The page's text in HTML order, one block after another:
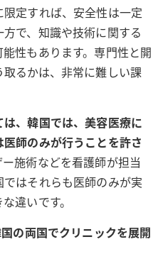
定すれば、安全性は一定
で、知識や技術に関する
性もあります。専門性と開
るかは、非常に難しい課
、韓国では、美容医療に
師のみが行うことを許さ
施術などを看護師が担当
はそれらも医師のみが実
違いです。
の両国でクリニックを展開